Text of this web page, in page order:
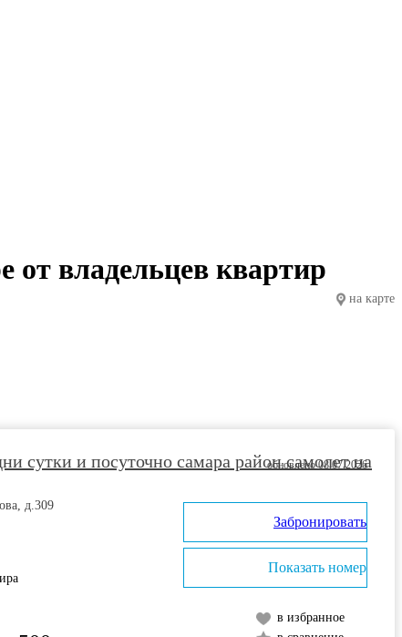
от владельцев квартир
на карте
сутки и посуточно самара район самолет на
д.309
обновлено 08.07.2026
в избранное
Забронировать
Показать номер